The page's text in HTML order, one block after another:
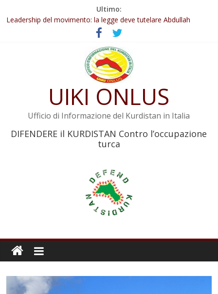
Ultimo:
Abdullah Öcalan: Le legge negativa deve essere trasformata in
legge positiva
Leadership del movimento: la legge deve tutelare Abdullah
Commissione donne del KNK: Şengal è di nuovo sotto minaccia
Non tenere conto della situazione di Rêber Apo ostacolerebbe
Il KNK chiede un’azione internazionale contro i crimini di guerra
UIKI ONLUS
Ufficio di Informazione del Kurdistan in Italia
DIFENDERE il KURDISTAN Contro l’occupazione
turca